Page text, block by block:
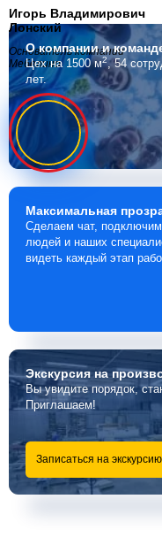
Игорь Владимирович
Лонский
Основатель компании
Мебелино
О компаниии
Цех на 1500 м2, 54
лет.
Максимальная
Сделаем чат,
людей и наших
видеть каждый этап
Экскурсияна
Вы увидите порядок,
Приглашаем!
Записаться на экскурсию